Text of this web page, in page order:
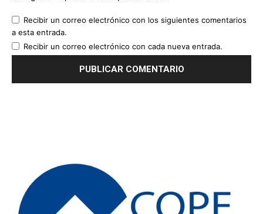
Recibir un correo electrónico con los siguientes comentarios
a esta entrada.
Recibir un correo electrónico con cada nueva entrada.